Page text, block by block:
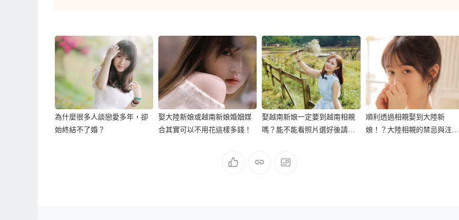
為什麼很多人談戀愛多年，卻
始終結不了婚？
娶大陸新娘或越南新娘婚姻媒
合其實可以不用花這樣多錢！
娶越南新娘一定要到越南相親
嗎？能不能看照片選好後請越
順利透過相親娶到大陸新
娘！？大陸相親的禁忌與注意